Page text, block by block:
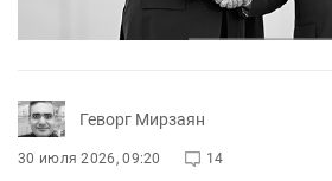
Геворг Мирзаян
30 июля 2026, 09:20 14